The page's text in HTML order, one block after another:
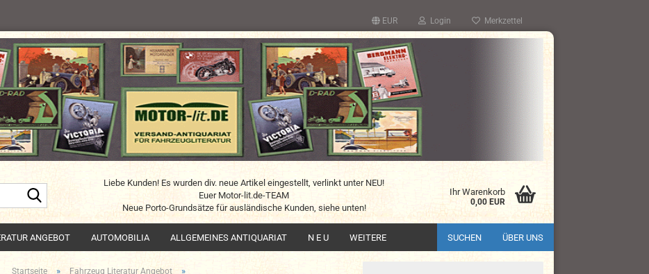
EUR Login Merkzettel
Suche...
Liebe Kunden! Es wurden div. neue Artikel eingestellt, verlinkt unter NEU!
Euer Motor-lit.de-TEAM
Neue Porto-Grundsätze für ausländische Kunden, siehe unten!
Ihr Warenkorb
0,00 EUR
ANGEBOT AUTOMOBILIA ALLGEMEINES ANTIQUARIAT N E U SUCHEN ÜBER UNS
WEITERE
Startseite » Fahrzeug Literatur Angebot »